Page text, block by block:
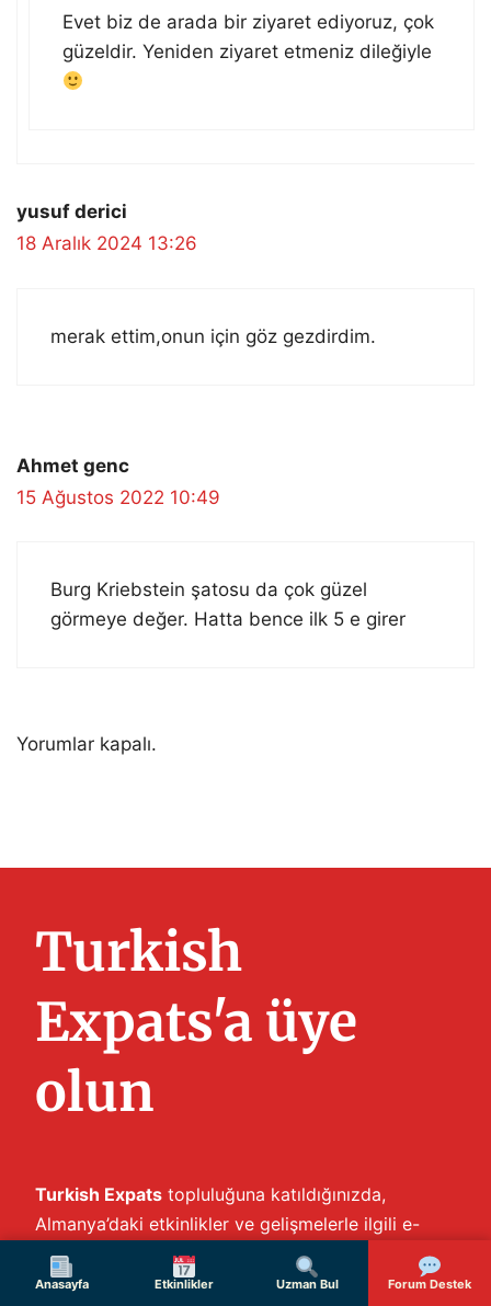
Anasayfa Etkinlikler Uzman Bul Forum Destek
Evet biz de arada bir ziyaret ediyoruz, çok
güzeldir. Yeniden ziyaret etmeniz dileğiyle
yusuf derici
18 Aralık 2024 13:26
merak ettim,onun için göz gezdirdim.
Ahmet genc
15 Ağustos 2022 10:49
Burg Kriebstein şatosu da çok güzel
görmeye değer. Hatta bence ilk 5 e girer
Yorumlar kapalı.
Turkish
Expats'a üye
olun
Turkish Expats topluluğuna katıldığınızda,
Almanya’daki etkinlikler ve gelişmelerle ilgili e-
bültenimize de abone olursunuz. Üyeliğiniz ve
bülten aboneliğinizGizlilik Politikamız
kapsamında